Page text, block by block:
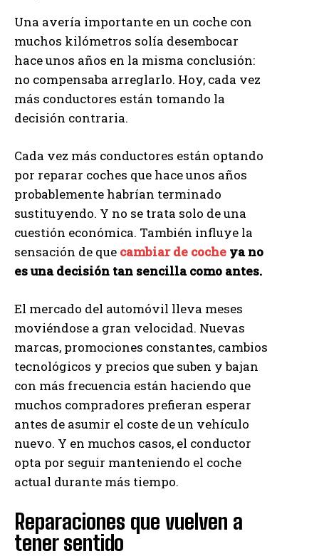
Una avería importante en un coche con
muchos kilómetros solía desembocar
hace unos años en la misma conclusión:
no compensaba arreglarlo. Hoy, cada vez
más conductores están tomando la
decisión contraria.
Cada vez más conductores están optando
por reparar coches que hace unos años
probablemente habrían terminado
sustituyendo. Y no se trata solo de una
cuestión económica. También influye la
sensación de que cambiar de coche ya no
es una decisión tan sencilla como antes.
El mercado del automóvil lleva meses
moviéndose a gran velocidad. Nuevas
marcas, promociones constantes, cambios
tecnológicos y precios que suben y bajan
con más frecuencia están haciendo que
muchos compradores prefieran esperar
antes de asumir el coste de un vehículo
nuevo. Y en muchos casos, el conductor
opta por seguir manteniendo el coche
actual durante más tiempo.
Reparaciones que vuelven a
tener sentido